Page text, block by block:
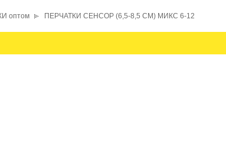
оптом ПЕРЧАТКИ СЕНСОР (6,5-8,5 СМ) МИКС 6-12